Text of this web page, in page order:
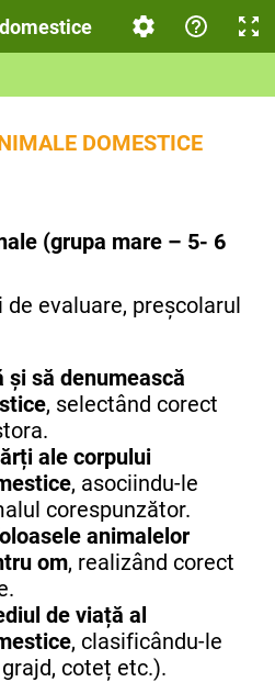
domestice
DOMESTICE
(grupa mare – 5- 6
evaluare, preșcolarul
și să denumească
, selectând corect
ale corpului
, asociindu-le
corespunzător.
animalelor
om, realizând corect
de viață al
, clasificându-le
coteț etc.).